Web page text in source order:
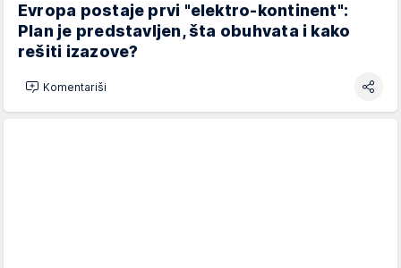
Evropa postaje prvi "elektro-kontinent":
Plan je predstavljen, šta obuhvata i kako
rešiti izazove?
Komentariši